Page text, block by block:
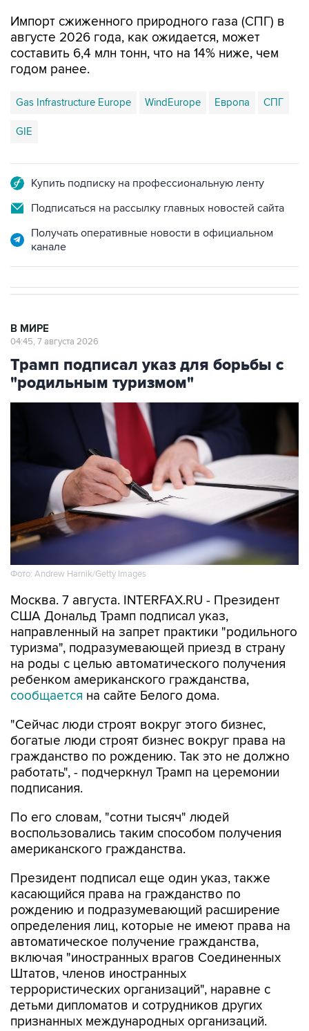
Импорт сжиженного природного газа (СПГ) в
августе 2026 года, как ожидается, может
составить 6,4 млн тонн, что на 14% ниже, чем
годом ранее.
Gas Infrastructure Europe WindEurope Европа СПГ
GIE
Купить подписку на профессиональную ленту
Подписаться на рассылку главных новостей сайта
Получать оперативные новости в официальном
канале
В МИРЕ
04:45, 7 августа 2026
Трамп подписал указ для борьбы с
"родильным туризмом"
Фото: Andrew Harnik/Getty Images
Москва. 7 августа. INTERFAX.RU - Президент
США Дональд Трамп подписал указ,
направленный на запрет практики "родильного
туризма", подразумевающей приезд в страну
на роды с целью автоматического получения
ребенком американского гражданства,
сообщается на сайте Белого дома.
"Сейчас люди строят вокруг этого бизнес,
богатые люди строят бизнес вокруг права на
гражданство по рождению. Так это не должно
работать", - подчеркнул Трамп на церемонии
подписания.
По его словам, "сотни тысяч" людей
воспользовались таким способом получения
американского гражданства.
Президент подписал еще один указ, также
касающийся права на гражданство по
рождению и подразумевающий расширение
определения лиц, которые не имеют права на
автоматическое получение гражданства,
включая "иностранных врагов Соединенных
Штатов, членов иностранных
террористических организаций", наравне с
детьми дипломатов и сотрудников других
признанных международных организаций.